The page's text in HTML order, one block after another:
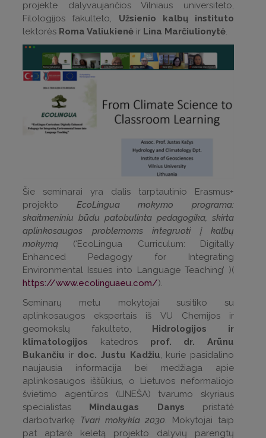
projekte dalyvaujančios Vilniaus universiteto,
Filologijos fakulteto, Užsienio kalbų instituto
lektorės Roma Valiukienė ir Lina Marčiulionytė.
Šie seminarai yra dalis tarptautinio Erasmus+
projekto EcoLingua mokymo programa:
skaitmeniniu būdu patobulinta pedagogika, skirta
aplinkosaugos problemoms integruoti į kalbų
mokymą (‘EcoLingua Curriculum: Digitally
Enhanced Pedagogy for Integrating
Environmental Issues into Language Teaching’ )(
https://www.ecolinguaeu.com/).
Seminarų metu mokytojai susitiko su
aplinkosaugos ekspertais iš VU Chemijos ir
geomokslų fakulteto, Hidrologijos ir
klimatologijos katedrosprof. dr. Arūnu
Bukančiu ir doc. Justu Kadžiu, kurie pasidalino
naujausia informacija bei medžiaga apie
aplinkosaugos iššūkius, o Lietuvos neformaliojo
švietimo agentūros (LINEŠA) tvarumo skyriaus
specialistas Mindaugas Danys pristatė
darbotvarkę Tvari mokykla 2030. Mokytojai taip
pat aptarė keletą projekto dalyvių parengtų